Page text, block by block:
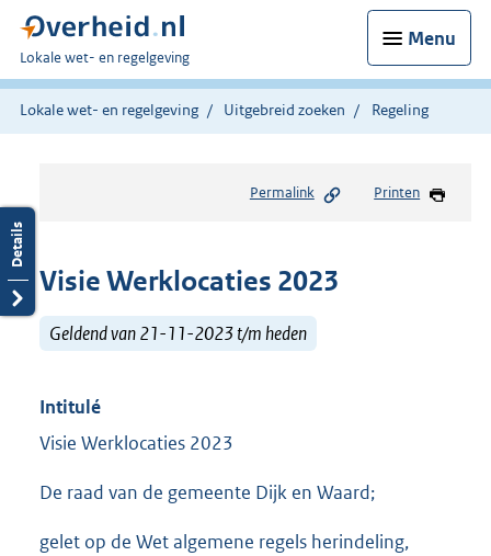
Menu
U
bent
hier:
Lokale wet- en regelgeving
Lokale wet- en regelgeving Uitgebreid zoeken Regeling
Permalink Printen
Visie Werklocaties 2023
Geldend van 21-11-2023 t/m heden
Intitulé
Visie Werklocaties 2023
De raad van de gemeente Dijk en Waard;
gelet op de Wet algemene regels herindeling,